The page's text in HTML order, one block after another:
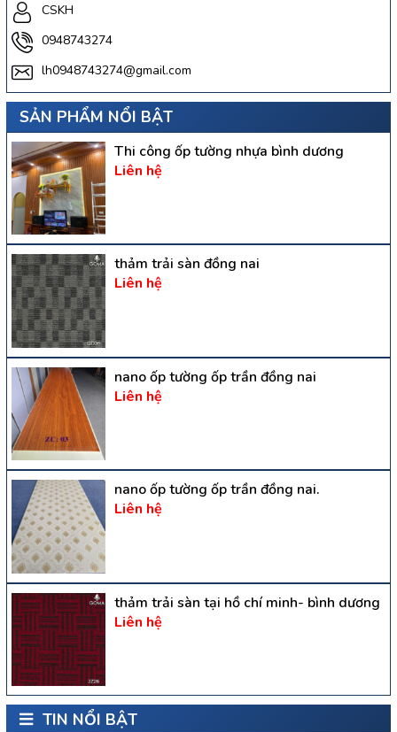
CSKH
0948743274
lh0948743274@gmail.com
SẢN PHẨM NỔI BẬT
Thi công ốp tường nhựa bình dương
Liên hệ
thảm trải sàn đồng nai
Liên hệ
nano ốp tường ốp trần đồng nai
Liên hệ
nano ốp tường ốp trần đồng nai.
Liên hệ
thảm trải sàn tại hồ chí minh- bình dương
Liên hệ
TIN NỔI BẬT